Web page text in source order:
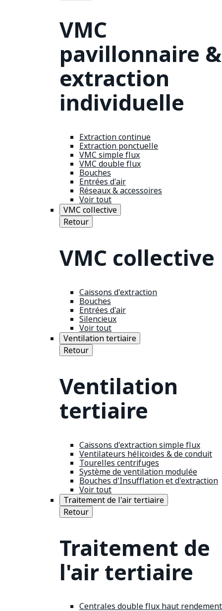
VMC
pavillonnaire &
extraction
individuelle
Extraction continue
Extraction ponctuelle
VMC simple flux
VMC double flux
Bouches
Entrées d'air
Réseaux & accessoires
Voir tout
VMC collective
Retour
VMC collective
Caissons d'extraction
Bouches
Entrées d'air
Silencieux
Voir tout
Ventilation tertiaire
Retour
Ventilation
tertiaire
Caissons d'extraction simple flux
Ventilateurs hélicoïdes & de conduit
Tourelles centrifuges
Système de ventilation modulée
Bouches d'Insufflation et d'extraction
Voir tout
Traitement de l'air tertiaire
Retour
Traitement de
l'air tertiaire
Centrales double flux haut rendement